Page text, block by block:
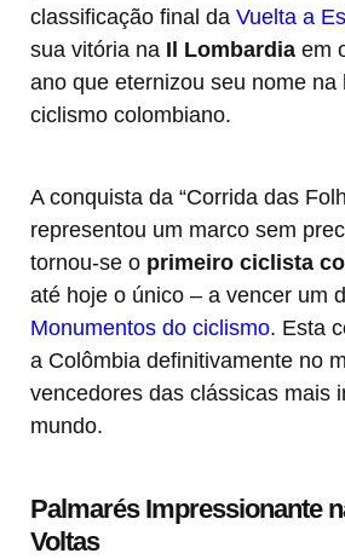
classificação final da Vuelta a
sua vitória na Il Lombardia em
ano que eternizou seu nome na
ciclismo colombiano.
A conquista da “Corrida das
representou um marco sem
tornou-se o primeiro ciclista
até hoje o único – a vencer um
Monumentos do ciclismo. Esta
a Colômbia definitivamente no
vencedores das clássicas mais
mundo.
Palmarés Impressionante
Voltas